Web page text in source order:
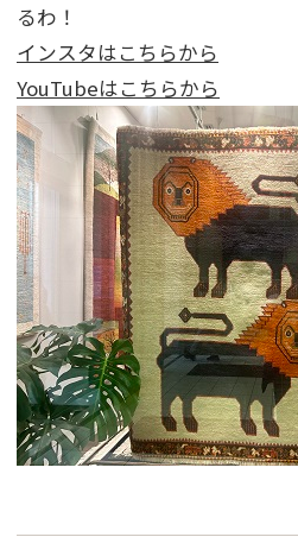
るわ！
インスタはこちらから
YouTubeはこちらから